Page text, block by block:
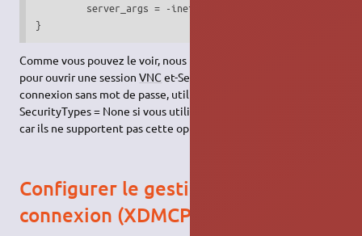
server_args = -inetd -query localhost -once -
}
Comme vous pouvez le voir, nous utilisons l'utilisateur nobody
pour ouvrir une sessionVNC et-SecurityTypes = None pour la
connexion sans mot de passe, utilisez uniquement des -
SecurityTypes = None si vous utilisez RealVNC ou TightVNC ,
car ils ne supportent pas cette option!
Configurer le gestionnaire de
connexion (XDMCP)